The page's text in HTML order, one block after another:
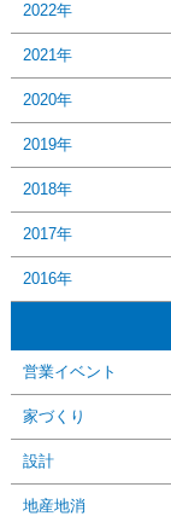
2022年
2021年
2020年
2019年
2018年
2017年
2016年
営業イベント
家づくり
設計
地産地消